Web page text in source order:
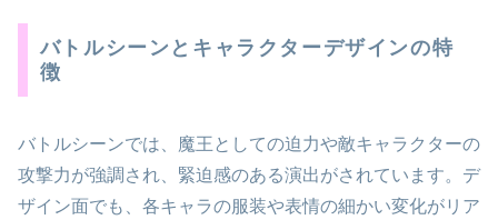
バトルシーンとキャラクターデザインの特
徴
バトルシーンでは、魔王としての迫力や敵キャラクターの
攻撃力が強調され、緊迫感のある演出がされています。デ
ザイン面でも、各キャラの服装や表情の細かい変化がリア